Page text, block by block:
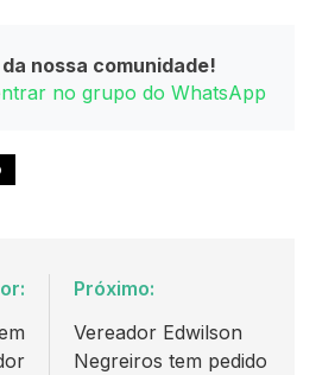
nossa comunidade!
no grupo do WhatsApp
Próximo:
Vereador Edwilson
Negreiros tem pedido